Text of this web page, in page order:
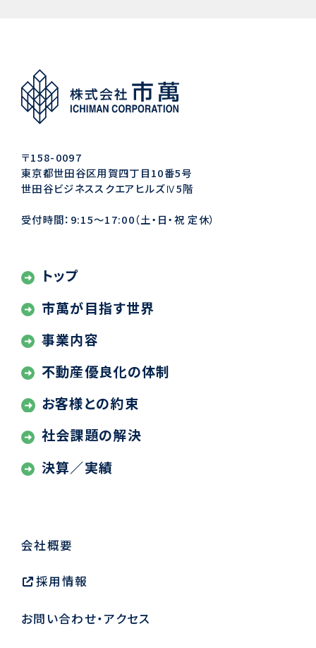
〒158-0097
東京都世田谷区用賀四丁目10番5号
世田谷ビジネススクエアヒルズⅣ5階
受付時間：9:15〜17:00（土・日・祝 定休）
トップ
市萬が目指す世界
事業内容
不動産優良化の体制
お客様との約束
社会課題の解決
決算／実績
会社概要
採用情報
お問い合わせ・アクセス